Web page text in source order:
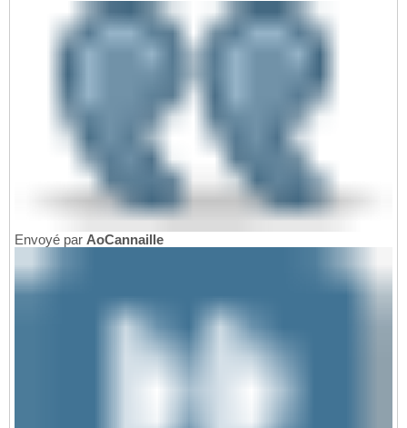
Envoyé par AoCannaille